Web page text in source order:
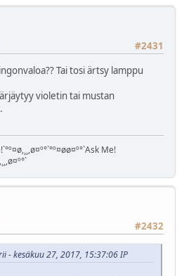
#2431
Tai tosi ärtsy lamppu
violetin tai mustan
Me!
#2432
- kesäkuu 27, 2017, 15:37:06 IP